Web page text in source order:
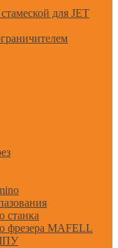
для JET
станка
фрезера MAFELL